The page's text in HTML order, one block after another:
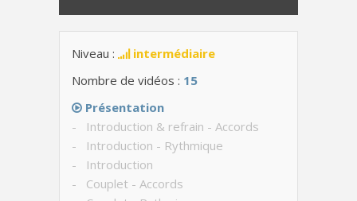
Niveau :
intermédiaire
Nombre de vidéos : 15
Présentation
- Introduction & refrain - Accords
- Introduction - Rythmique
- Introduction
- Couplet - Accords